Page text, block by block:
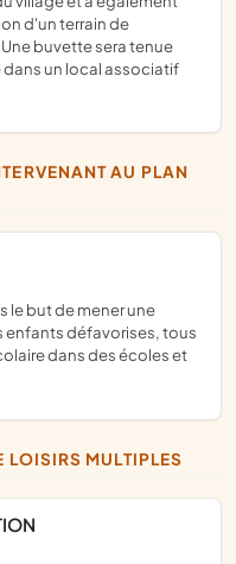
d'un terrain de
buvette sera tenue
un local associatif
enfants défavorises, tous
dans des écoles et
LOISIRS MULTIPLES